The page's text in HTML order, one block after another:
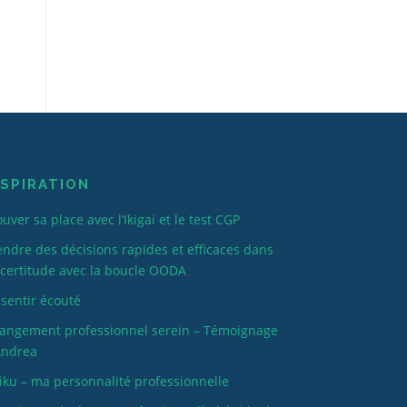
sa place avec l’Ikigai et le test CGP
des décisions rapides et efficaces dans
avec la boucle OODA
sentir écouté
professionnel serein – Témoignage
– ma personnalité professionnelle